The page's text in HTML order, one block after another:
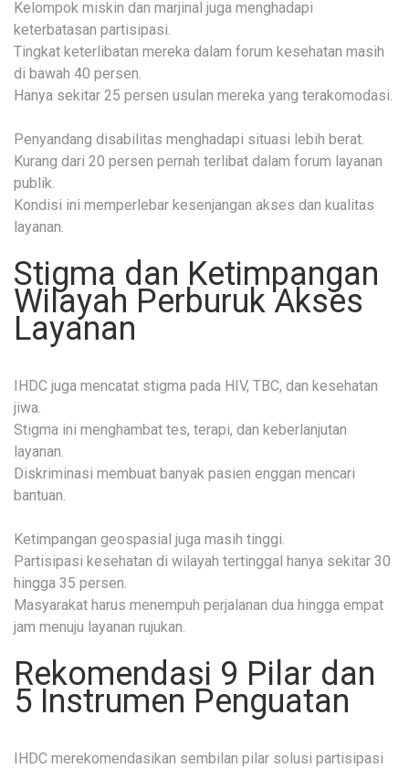
Kelompok miskin dan marjinal juga menghadapi
keterbatasan partisipasi.
Tingkat keterlibatan mereka dalam forum kesehatan masih
di bawah 40 persen.
Hanya sekitar 25 persen usulan mereka yang terakomodasi.
Penyandang disabilitas menghadapi situasi lebih berat.
Kurang dari 20 persen pernah terlibat dalam forum layanan
publik.
Kondisi ini memperlebar kesenjangan akses dan kualitas
layanan.
Stigma dan Ketimpangan
Wilayah Perburuk Akses
Layanan
IHDC juga mencatat stigma pada HIV, TBC, dan kesehatan
jiwa.
Stigma ini menghambat tes, terapi, dan keberlanjutan
layanan.
Diskriminasi membuat banyak pasien enggan mencari
bantuan.
Ketimpangan geospasial juga masih tinggi.
Partisipasi kesehatan di wilayah tertinggal hanya sekitar 30
hingga 35 persen.
Masyarakat harus menempuh perjalanan dua hingga empat
jam menuju layanan rujukan.
Rekomendasi 9 Pilar dan
5 Instrumen Penguatan
IHDC merekomendasikan sembilan pilar solusi partisipasi